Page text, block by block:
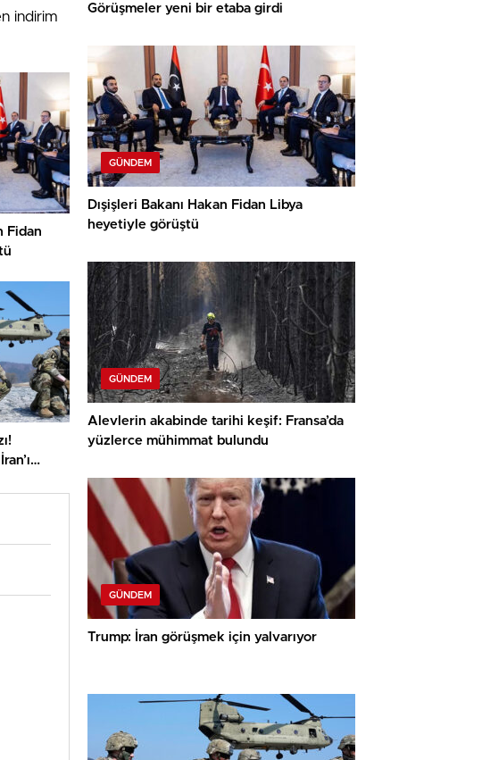
indirim
Fidan
Görüşmeler yeni bir etaba girdi
GÜNDEM
Dışişleri Bakanı Hakan Fidan Libya
heyetiyle görüştü
GÜNDEM
Alevlerin akabinde tarihi keşif: Fransa’da
yüzlerce mühimmat bulundu
GÜNDEM
Trump: İran görüşmek için yalvarıyor